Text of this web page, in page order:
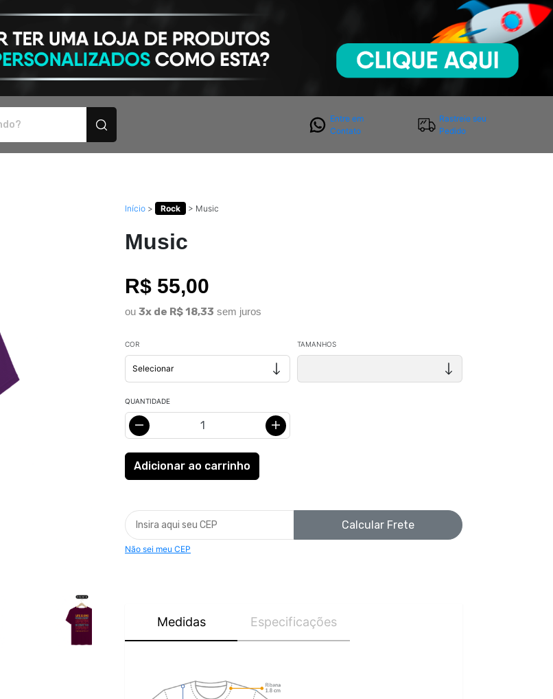
Entre em
Contato
Rastreie seu
Pedido
Início > Rock > Music
Music
R$ 55,00
ou 3x de R$ 18,33 sem juros
COR TAMANHOS
QUANTIDADE
Calcular Frete
Não sei meu CEP
Medidas Especificações